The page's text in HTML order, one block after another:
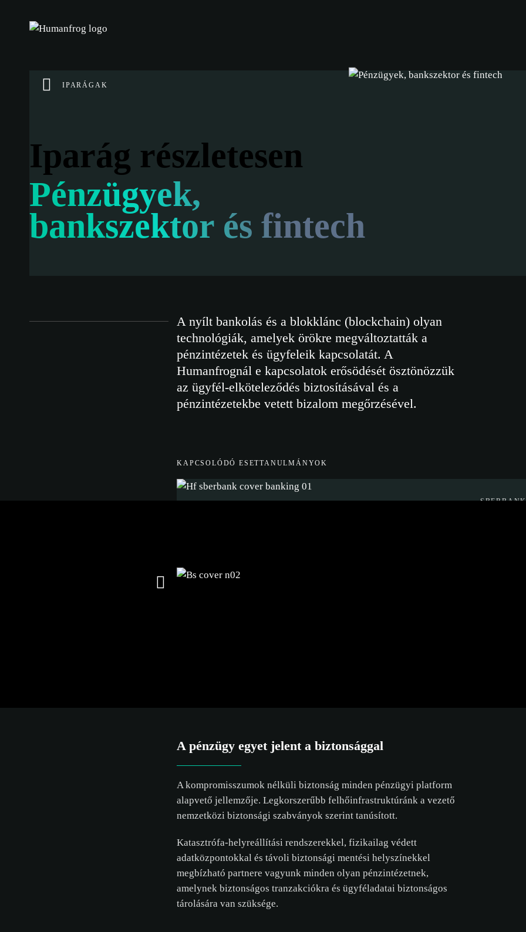
IPARÁGAK
Iparág részletesen
Pénzügyek,
bankszektor és fintech
A nyílt bankolás és a blokklánc (blockchain) olyan
technológiák, amelyek örökre megváltoztatták a
pénzintézetek és ügyfeleik kapcsolatát. A
Humanfrognál e kapcsolatok erősödését ösztönözzük
az ügyfél-elköteleződés biztosításával és a
pénzintézetekbe vetett bizalom megőrzésével.
KAPCSOLÓDÓ ESETTANULMÁNYOK
A pénzügy egyet jelent a biztonsággal
A kompromisszumok nélküli biztonság minden pénzügyi platform
alapvető jellemzője. Legkorszerűbb felhőinfrastruktúránk a vezető
nemzetközi biztonsági szabványok szerint tanúsított.
Katasztrófa-helyreállítási rendszerekkel, fizikailag védett
adatközpontokkal és távoli biztonsági mentési helyszínekkel
megbízható partnere vagyunk minden olyan pénzintézetnek,
amelynek biztonságos tranzakciókra és ügyféladatai biztonságos
tárolására van szüksége.